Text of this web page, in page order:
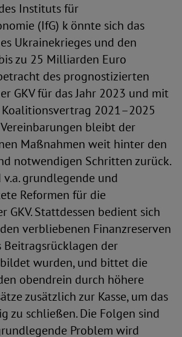
Instituts für
(IfG) k önnte sich das
Ukrainekrieges und den
zu 25 Milliarden Euro
des prognostizierten
GKV für das Jahr 2023 und mit
2021–2025
bleibt der
Maßnahmen weit hinter den
notwendigen Schritten zurück.
grundlegende und
Reformen für die
GKV. Stattdessen bedient sich
verbliebenen Finanzreserven
Beitragsrücklagen der
wurden, und bittet die
obendrein durch höhere
zusätzlich zur Kasse, um das
zu schließen. Die Folgen sind
Problem wird